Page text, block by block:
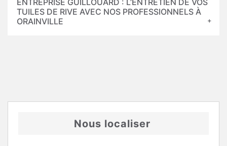
ENTREPRISE GUILLOUARD : L’ENTRETIEN DE VOS
TUILES DE RIVE AVEC NOS PROFESSIONNELS À
ORAINVILLE
Nous localiser